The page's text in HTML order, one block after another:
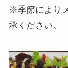
※季節により
承ください。